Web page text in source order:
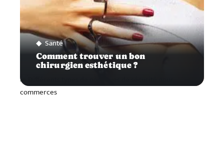
Santé
Comment trouver un bon
chirurgien esthétique ?